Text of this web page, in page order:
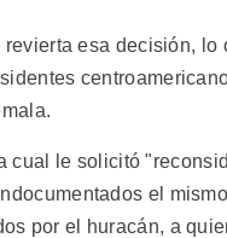
esa decisión, lo
cual le solicitó
el
por el huracán, a